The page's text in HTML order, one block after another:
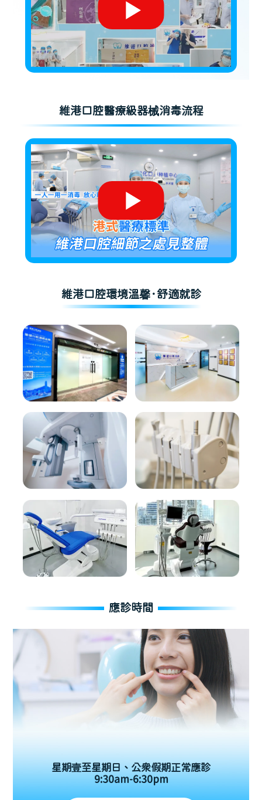
維港口腔醫療級器械消毒流程
維港口腔環境溫馨·舒適就診
應診時間
星期壹至星期日、公眾假期正常應診
9:30am-6:30pm